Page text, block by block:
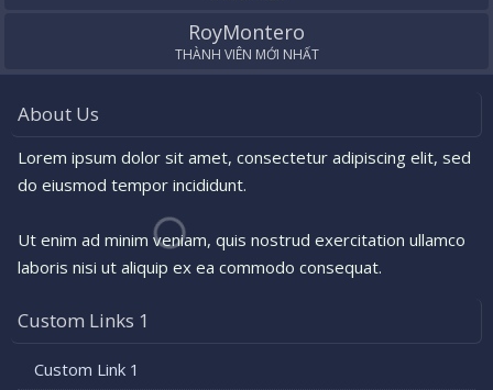
RoyMontero
THÀNH VIÊN MỚI NHẤT
About Us
Lorem ipsum dolor sit amet, consectetur adipiscing elit, sed
do eiusmod tempor incididunt.
Ut enim ad minim veniam, quis nostrud exercitation ullamco
laboris nisi ut aliquip ex ea commodo consequat.
Custom Links 1
Custom Link 1